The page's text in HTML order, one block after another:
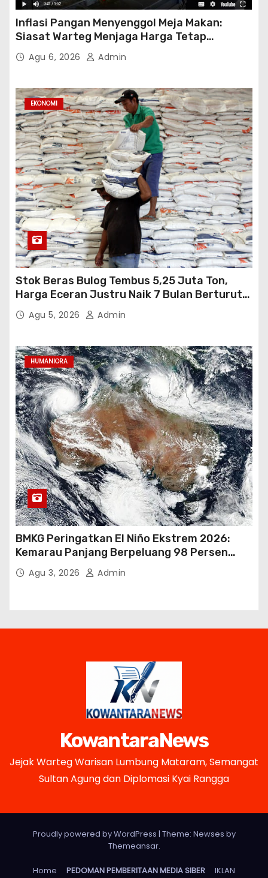
Inflasi Pangan Menyenggol Meja Makan:
Siasat Warteg Menjaga Harga Tetap
Terjangkau
Agu 6, 2026 Admin
EKONOMI
Stok Beras Bulog Tembus 5,25 Juta Ton,
Harga Eceran Justru Naik 7 Bulan Berturut-
TurutAgu 5, 2026 Admin
HUMANIORA
BMKG Peringatkan El Niño Ekstrem 2026:
Kemarau Panjang Berpeluang 98 Persen
hingga Awal 2027
Agu 3, 2026 Admin
KowantaraNews
Jejak Warteg Warisan Lumbung Mataram, Semangat
Sultan Agung dan Diplomasi Kyai Rangga
Proudly powered by WordPress | Theme: Newses by
Themeansar.
Home PEDOMAN PEMBERITAAN MEDIA SIBER IKLAN